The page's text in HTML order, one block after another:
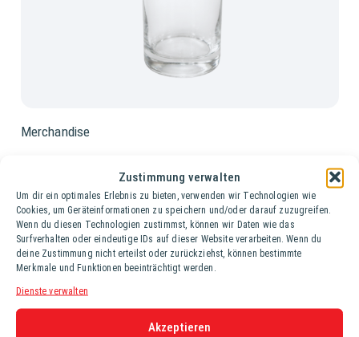
Zustimmung verwalten
Um dir ein optimales Erlebnis zu bieten, verwenden wir Technologien wie
Cookies, um Geräteinformationen zu speichern und/oder darauf zuzugreifen.
Wenn du diesen Technologien zustimmst, können wir Daten wie das
Surfverhalten oder eindeutige IDs auf dieser Website verarbeiten. Wenn du
deine Zustimmung nicht erteilst oder zurückziehst, können bestimmte
Merkmale und Funktionen beeinträchtigt werden.
Dienste verwalten
Akzeptieren
Merchandise
Schmex Glas
Karton (6 Gläser à 0,25 lt.)
Service